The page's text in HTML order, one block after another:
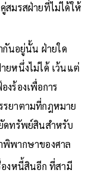
มรสฝ่ายที่ไม่ได้ให้
กันอยู่นั้น ฝ่ายใด
ยหนึ่งไม่ได้ เว้นแต่
ร้องเพื่อการ
ยาตามที่กฎหมาย
ดทรัพย์สินสำหรับ
พิพากษาของศาล
องหนี้สินอีก ที่สามี